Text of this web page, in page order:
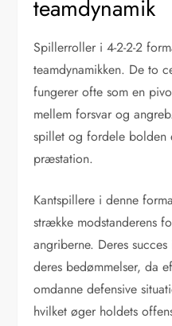
teamdynamik
Spillerroller i 4-2-2-2
teamdynamikken. De to
fungerer ofte som en
mellem forsvar og
spillet og fordele bolden
præstation.
Kantspillere i denne
strække modstanderens
angriberne. Deres
deres bedømmelser, da
omdanne defensive
hvilket øger holdets